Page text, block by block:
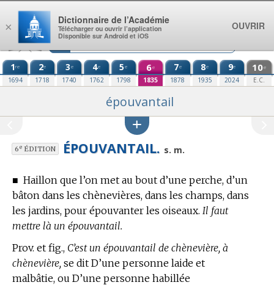
Aller au contenu
1re
1694
2e
1718
3e
1740
4e
1762
5e
1798
6e
1835
7e
1878
8e
1935
9e
2024
10e
E.C.
épouvantail
6eÉDITION ÉPOUVANTAIL. s. m.
■ Haillon que l’on met au bout d’une perche, d’un
bâton dans les chènevières, dans les champs, dans
les jardins, pour épouvanter les oiseaux. Il faut
mettre là un épouvantail.
Prov. et fig., C’est un épouvantail de chènevière, à
chènevière, se dit D’une personne laide et
malbâtie, ou D’une personne habillée
×
Dictionnaire de l’Académie
Télécharger ou ouvrir l’application
Disponible sur Android et iOS
OUVRIR